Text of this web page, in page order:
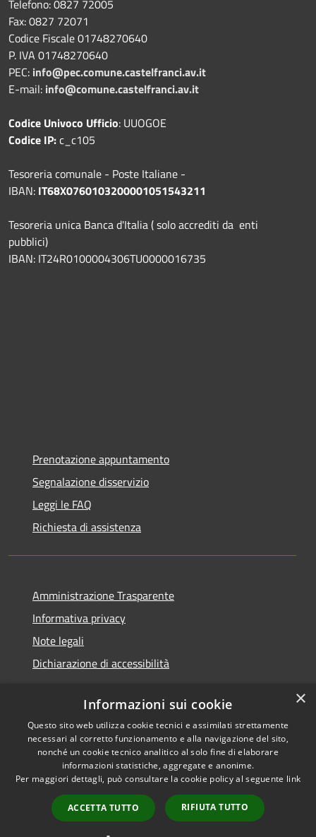
Telefono: 0827 72005
Fax: 0827 72071
Codice Fiscale 01748270640
P. IVA 01748270640
PEC: info@pec.comune.castelfranci.av.it
E-mail: info@comune.castelfranci.av.it
Codice Univoco Ufficio: UUOGOE
Codice IP:c_c105
Tesoreria comunale - Poste Italiane -
IBAN: IT68X0760103200001051543211
Tesoreria unica Banca d'Italia ( solo accrediti da enti
pubblici)
IBAN: IT24R0100004306TU0000016735
Prenotazione appuntamento
Segnalazione disservizio
Leggi le FAQ
Richiesta di assistenza
Amministrazione Trasparente
Informativa privacy
Note legali
Dichiarazione di accessibilità
RSS
Accessibilità
Cookie
Mappa del sito
Extranet
Copyright © 2026 • Comune di
Castelfranci • Powered by
Municipium•Accesso
redazione
×
Informazioni sui cookie
Questo sito web utilizza cookie tecnici e assimilati strettamente
necessari al corretto funzionamento e alla navigazione del sito,
nonché un cookie tecnico analitico al solo fine di elaborare
informazioni statistiche, aggregate e anonime.
Per maggiori dettagli, può consultare la cookie policy al seguente link
ACCETTA TUTTO RIFIUTA TUTTO